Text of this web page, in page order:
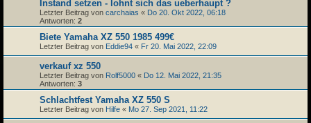
Instand setzen - lohnt sich das ueberhaupt ?
Letzter Beitrag von carchaias « Do 20. Okt 2022, 06:18
Antworten: 2
Biete Yamaha XZ 550 1985 499€
Letzter Beitrag von Eddie94 « Fr 20. Mai 2022, 22:09
verkauf xz 550
Letzter Beitrag von Rolf5000 « Do 12. Mai 2022, 21:35
Antworten: 3
Schlachtfest Yamaha XZ 550 S
Letzter Beitrag von Hilfe « Mo 27. Sep 2021, 11:22